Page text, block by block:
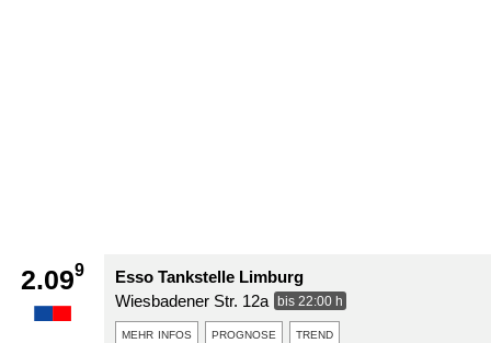
2.099
Esso Tankstelle Limburg
Wiesbadener Str. 12a
bis 22:00 h
mehr infos prognose trend